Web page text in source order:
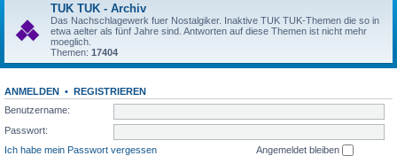
TUK TUK - Archiv
Das Nachschlagewerk fuer Nostalgiker. Inaktive TUK TUK-Themen die so in
etwa aelter als fünf Jahre sind. Antworten auf diese Themen ist nicht mehr
moeglich.
Themen: 17404
ANMELDEN • REGISTRIEREN
Benutzername:
Passwort:
Ich habe mein Passwort vergessen
Angemeldet bleiben